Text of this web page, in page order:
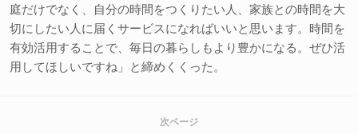
庭だけでなく、自分の時間をつくりたい人、家族との時間を大
切にしたい人に届くサービスになればいいと思います。時間を
有効活用することで、毎日の暮らしもより豊かになる。ぜひ活
用してほしいですね」と締めくくった。
次ページ